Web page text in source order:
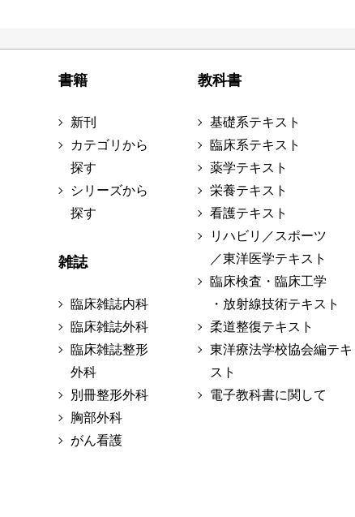
書籍
新刊
カテゴリから
探す
シリーズから
探す
雑誌
臨床雑誌内科
臨床雑誌外科
臨床雑誌整形
外科
別冊整形外科
胸部外科
がん看護
教科書
基礎系テキスト
臨床系テキスト
薬学テキスト
栄養テキスト
看護テキスト
リハビリ／スポーツ
／東洋医学テキスト
臨床検査・臨床工学
・放射線技術テキスト
柔道整復テキスト
東洋療法学校協会編テキ
スト
電子教科書に関して